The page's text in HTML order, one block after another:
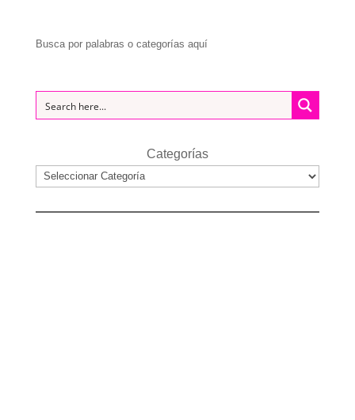
Busca por palabras o categorías aquí
Categorías